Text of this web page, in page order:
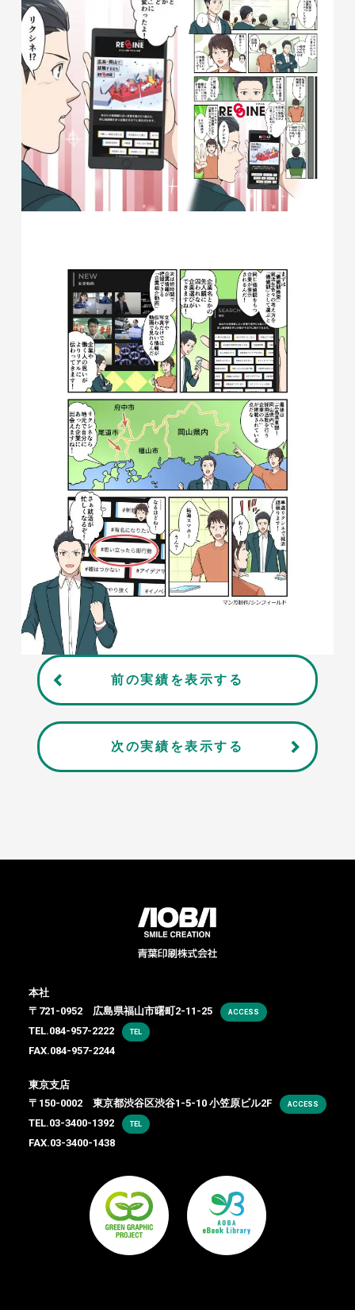
前の実績を表示する
次の実績を表示する
本社
〒721-0952 広島県福山市曙町2-11-25
ACCESS
TEL.084-957-2222 TEL
FAX.084-957-2244
東京支店
〒150-0002 東京都渋谷区渋谷1-5-10 小笠原ビル2F
ACCESS
TEL.03-3400-1392 TEL
FAX.03-3400-1438